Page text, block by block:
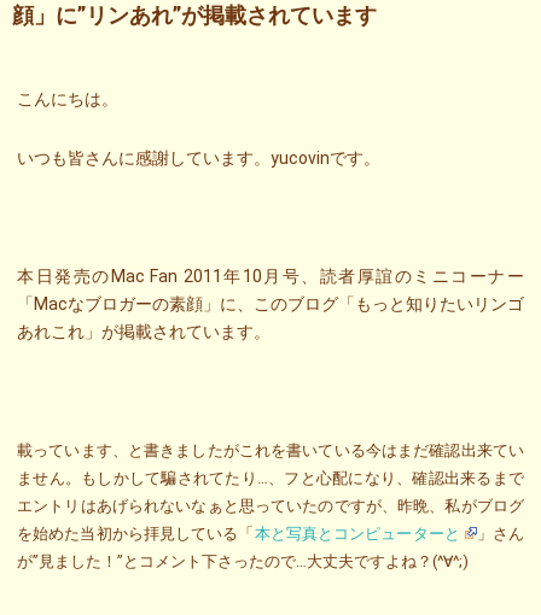
顔」に”リンあれ”が掲載されています
こんにちは。
いつも皆さんに感謝しています。yucovinです。
本日発売のMac Fan 2011年10月号、読者厚誼のミニコーナー
「Macなブロガーの素顔」に、このブログ「もっと知りたいリンゴ
あれこれ」が掲載されています。
載っています、と書きましたがこれを書いている今はまだ確認出来てい
ません。もしかして騙されてたり…、フと心配になり、確認出来るまで
エントリはあげられないなぁと思っていたのですが、昨晩、私がブログ
を始めた当初から拝見している「 本と写真とコンピューターと
」さん
が”見ました！”とコメント下さったので…大丈夫ですよね？(^∀^;)